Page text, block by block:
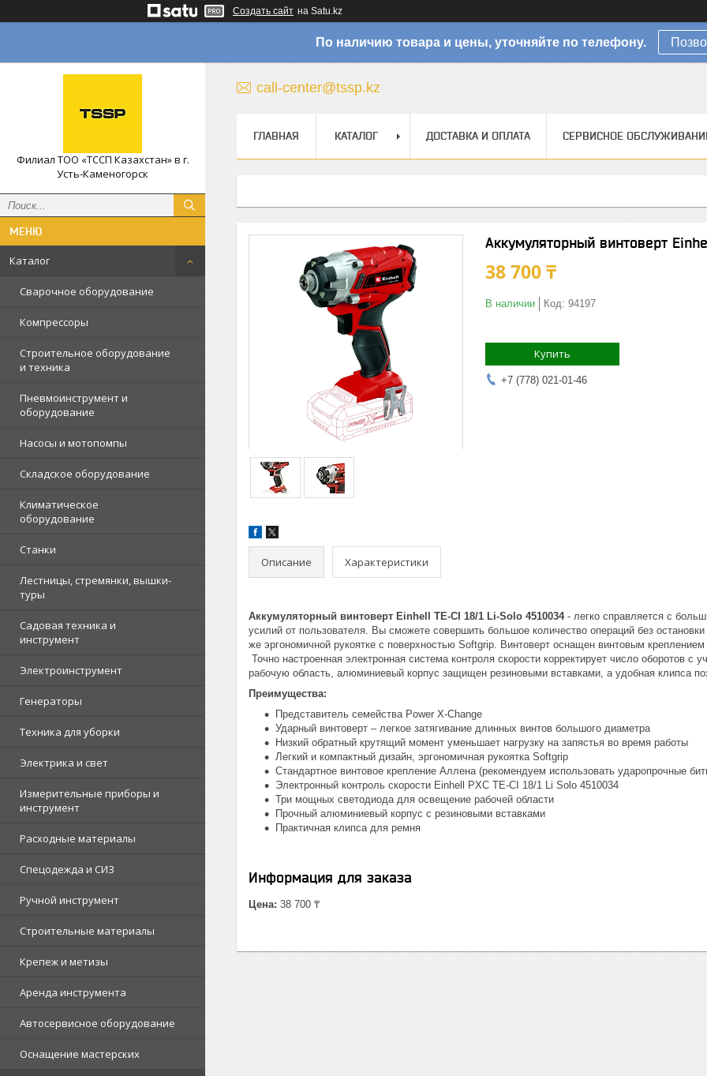
Создать сайт на Satu.kz
По наличию товара и цены, уточняйте по телефону.
Филиал ТОО «ТССП Казахстан» в г.
Усть-Каменогорск
Каталог
Сварочное оборудование
Компрессоры
Строительное оборудование
и техника
Пневмоинструмент и
оборудование
Насосы и мотопомпы
Складское оборудование
Климатическое
оборудование
Станки
Лестницы, стремянки, вышки-
туры
Садовая техника и
инструмент
Электроинструмент
Генераторы
Техника для уборки
Электрика и свет
Измерительные приборы и
инструмент
Расходные материалы
Спецодежда и СИЗ
Ручной инструмент
Строительные материалы
Крепеж и метизы
Аренда инструмента
Автосервисное оборудование
Оснащение мастерских
call-center@tssp.kz
ГЛАВНАЯ КАТАЛОГ ДОСТАВКА И ОПЛАТА СЕРВИСНОЕ
Аккумуляторный винтоверт
38 700 ₸
В наличии Код: 94197
Купить
+7 (778) 021-01-46
Описание Характеристики
Аккумуляторный винтоверт Einhell TE-CI 18/1 Li-Solo 4510034- легко справляется с
усилий от пользователя. Вы сможете совершить большое количество операций без
же эргономичной рукоятке с поверхностью Softgrip. Винтоверт оснащен винтовым
Точно настроенная электронная система контроля скорости корректирует число оборотов
рабочую область, алюминиевый корпус защищен резиновыми вставками, а удобная клипса
Преимущества:
Представитель семейства Power X-Change
Ударный винтоверт – легкое затягивание длинных винтов большого диаметра
Низкий обратный крутящий момент уменьшает нагрузку на запястья во время работы
Легкий и компактный дизайн, эргономичная рукоятка Softgrip
Стандартное винтовое крепление Аллена (рекомендуем использовать ударопрочные
Электронный контроль скорости Einhell PXC TE-CI 18/1 Li Solo 4510034
Три мощных светодиода для освещение рабочей области
Прочный алюминиевый корпус с резиновыми вставками
Практичная клипса для ремня
Информация для заказа
Цена: 38 700 ₸